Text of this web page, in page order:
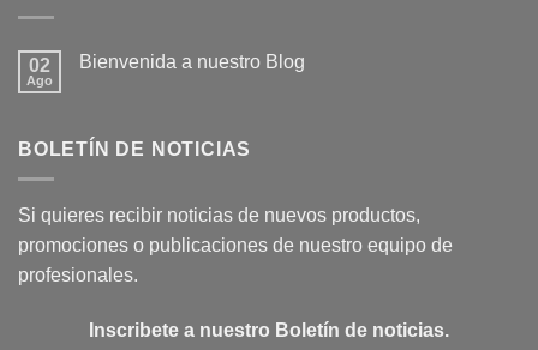
02
Ago
Bienvenida a nuestro Blog
Bienvenida
BOLETÍN DE NOTICIAS
Si quieres recibir noticias de nuevos productos,
promociones o publicaciones de nuestro equipo de
profesionales.
Inscribete a nuestro Boletín de noticias.